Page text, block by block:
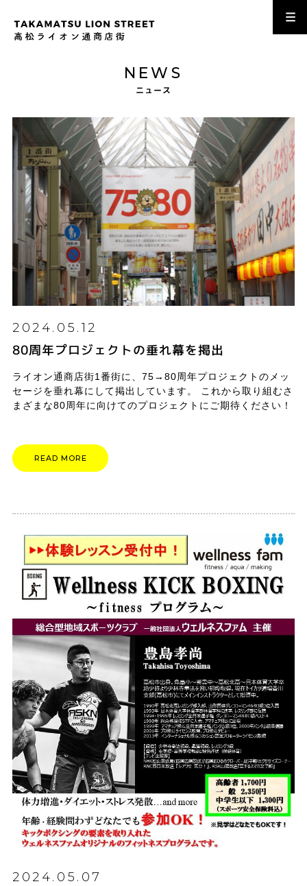
NEWS
ニュース
2024.05.12
80周年プロジェクトの垂れ幕を掲出
ライオン通商店街1番街に、75→80周年プロジェクトのメッ
セージを垂れ幕にして掲出しています。 これから取り組むさ
まざまな80周年に向けてのプロジェクトにご期待ください！
READ MORE
2024.05.07